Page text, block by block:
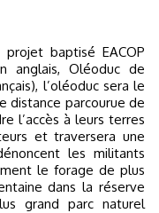
anglais, Oléoduc de
l’oléoduc sera le
distance parcourue de
l’accès à leurs terres
et traversera une
les militants
le forage de plus
dans la réserve
grand parc naturel